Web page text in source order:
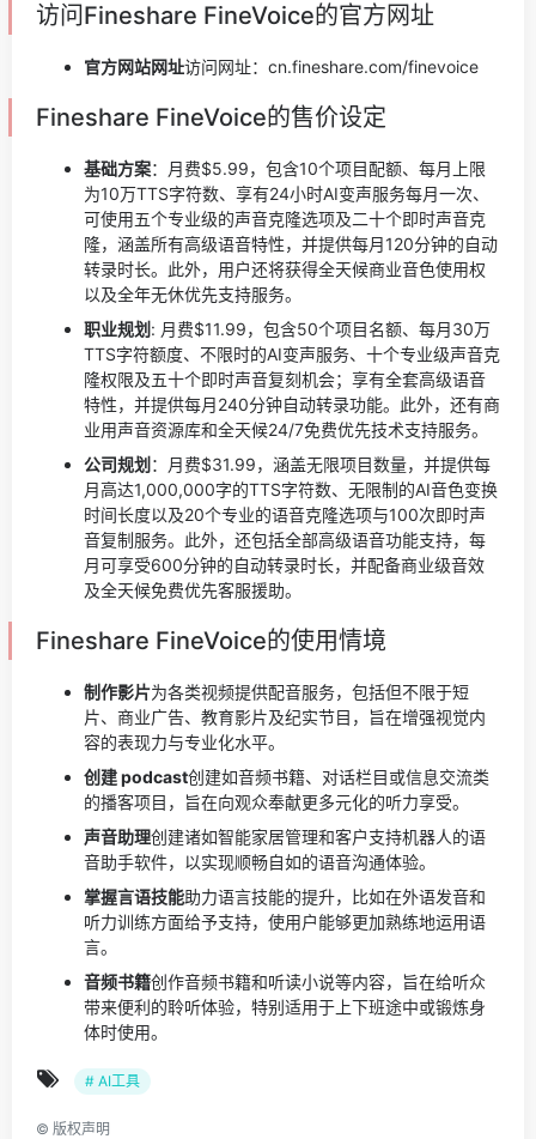
访问Fineshare FineVoice的官方网址
官方网站网址访问网址：cn.fineshare.com/finevoice
Fineshare FineVoice的售价设定
基础方案：月费$5.99，包含10个项目配额、每月上限
为10万TTS字符数、享有24小时AI变声服务每月一次、
可使用五个专业级的声音克隆选项及二十个即时声音克
隆，涵盖所有高级语音特性，并提供每月120分钟的自动
转录时长。此外，用户还将获得全天候商业音色使用权
以及全年无休优先支持服务。
职业规划 : 月费$11.99，包含50个项目名额、每月30万
TTS字符额度、不限时的AI变声服务、十个专业级声音克
隆权限及五十个即时声音复刻机会；享有全套高级语音
特性，并提供每月240分钟自动转录功能。此外，还有商
业用声音资源库和全天候24/7免费优先技术支持服务。
公司规划 ：月费$31.99，涵盖无限项目数量，并提供每
月高达1,000,000字的TTS字符数、无限制的AI音色变换
时间长度以及20个专业的语音克隆选项与100次即时声
音复制服务。此外，还包括全部高级语音功能支持，每
月可享受600分钟的自动转录时长，并配备商业级音效
及全天候免费优先客服援助。
Fineshare FineVoice的使用情境
制作影片为各类视频提供配音服务，包括但不限于短
片、商业广告、教育影片及纪实节目，旨在增强视觉内
容的表现力与专业化水平。
创建 podcast创建如音频书籍、对话栏目或信息交流类
的播客项目，旨在向观众奉献更多元化的听力享受。
声音助理创建诸如智能家居管理和客户支持机器人的语
音助手软件，以实现顺畅自如的语音沟通体验。
掌握言语技能助力语言技能的提升，比如在外语发音和
听力训练方面给予支持，使用户能够更加熟练地运用语
言。
音频书籍创作音频书籍和听读小说等内容，旨在给听众
带来便利的聆听体验，特别适用于上下班途中或锻炼身
体时使用。
# AI工具
© 版权声明